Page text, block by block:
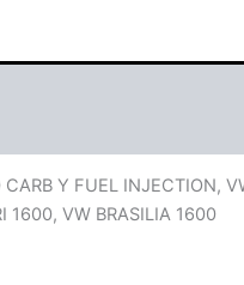
Y FUEL INJECTION,
1600, VW BRASILIA 1600